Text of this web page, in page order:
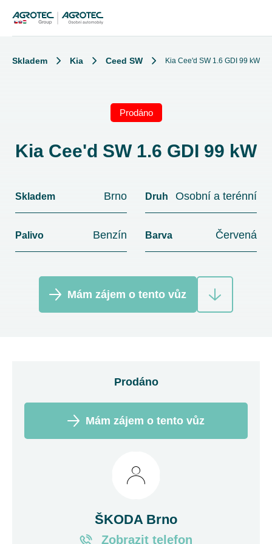
Skladem Kia Ceed SW Kia Cee'd SW 1.6 GDI 99 kW
Prodáno
Kia Cee'd SW 1.6 GDI 99 kW
Skladem Brno Druh Osobní a terénní
Palivo Benzín Barva Červená
Mám zájem o tento vůz
Prodáno
Mám zájem o tento vůz
ŠKODA Brno
Zobrazit telefon